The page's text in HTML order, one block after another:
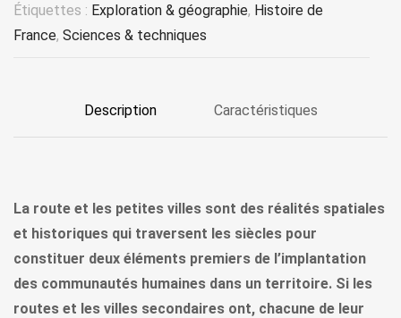
Étiquettes : Exploration & géographie, Histoire de
France, Sciences & techniques
Description Caractéristiques
La route et les petites villes sont des réalités spatiales
et historiques qui traversent les siècles pour
constituer deux éléments premiers de l’implantation
des communautés humaines dans un territoire. Si les
routes et les villes secondaires ont, chacune de leur